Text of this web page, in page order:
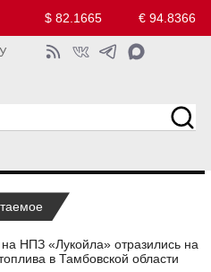
$ 82.1665 € 94.8366
НПЗ «Лукойла» отразились на
в Тамбовской области